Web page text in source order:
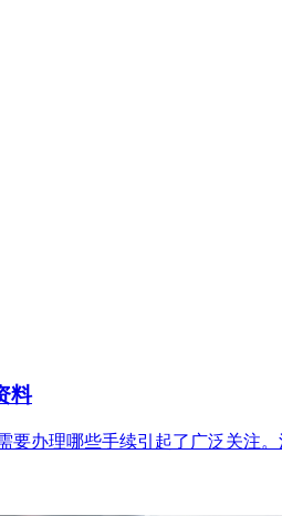
料
要办理哪些手续引起了广泛关注